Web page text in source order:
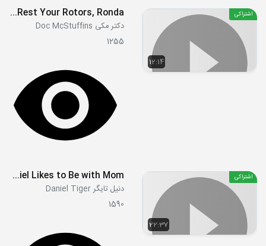
12:14
اشتراکی S01E11a - Rest Your Rotors, Ronda!
دکتر مکی Doc McStuffins
1255
22:37
اشتراکی S04E13 - Daniel Likes to Be with Dad - Daniel Likes to Be with Mom
دنیل تایگر Daniel Tiger
1590